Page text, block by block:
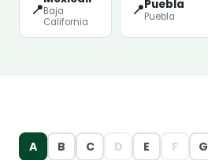
📍Baja
California
📍Puebla
Puebla
A B C D E F G